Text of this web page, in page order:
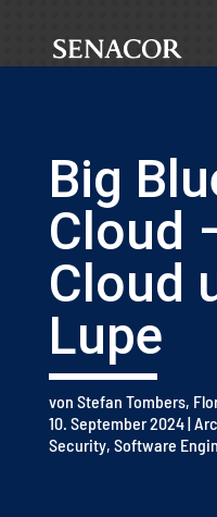
Big
Cloud
Cloud
Lupe
von Stefan Tombers,
10. September 2024|
Security, Software